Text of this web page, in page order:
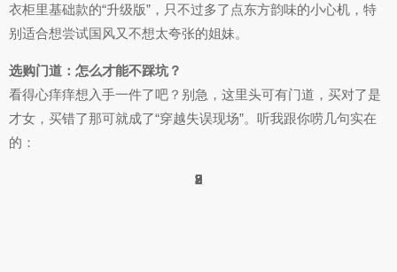
7
2
2
2
5
8
衣柜里基础款的“升级版”，只不过多了点东方韵味的小心机，特
别适合想尝试国风又不想太夸张的姐妹。
选购门道：怎么才能不踩坑？
看得心痒痒想入手一件了吧？别急，这里头可有门道，买对了是
才女，买错了那可就成了“穿越失误现场”。听我跟你唠几句实在
的：
5
9
9
8
3
3
9
9
2